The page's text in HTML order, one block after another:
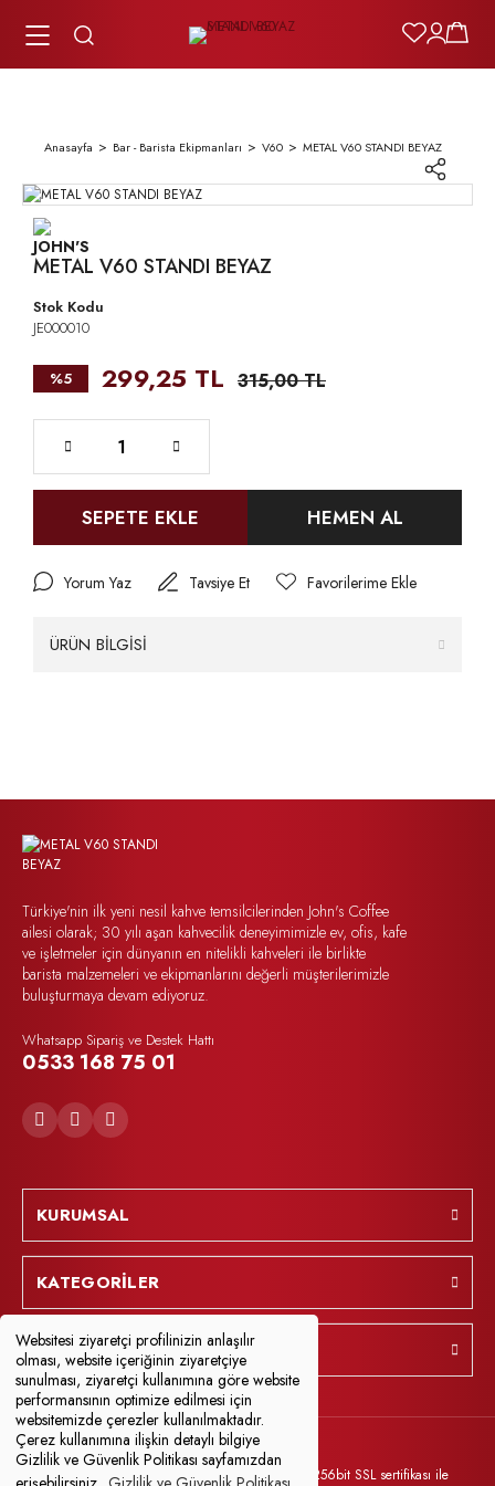
Websitesi ziyaretçi profilinizin anlaşılır
olması, website içeriğinin ziyaretçiye
sunulması, ziyaretçi kullanımına göre website
performansının optimize edilmesi için
websitemizde çerezler kullanılmaktadır.
Çerez kullanımına ilişkin detaylı bilgiye
Gizlilik ve Güvenlik Politikası sayfamızdan
Anasayfa Bar - Barista Ekipmanları V60 METAL V60 STANDI BEYAZ
METAL V60 STANDI BEYAZ
Stok Kodu
JE000010
%5 299,25 TL 315,00 TL
SEPETE EKLE HEMEN AL
Yorum Yaz Tavsiye Et
ÜRÜN BİLGİSİ
Türkiye'nin ilk yeni nesil kahve temsilcilerinden John's Coffee
ailesi olarak; 30 yılı aşan kahvecilik deneyimimizle ev, ofis, kafe
ve işletmeler için dünyanın en nitelikli kahveleri ile birlikte
barista malzemeleri ve ekipmanlarını değerli müşterilerimizle
buluşturmaya devam ediyoruz.
Whatsapp Sipariş ve Destek Hattı
0533 168 75 01
KURUMSAL
KATEGORİLER
YARDIM
© Tüm Hakları Saklıdır. Kredi kartı bilgileriniz 256bit SSL sertifikası ile